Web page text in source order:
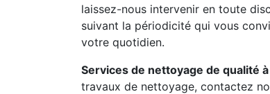
laissez-nous intervenir en toute
suivant la périodicité qui vous
votre quotidien.
Services de nettoyage de qualité
travaux de nettoyage, contactez